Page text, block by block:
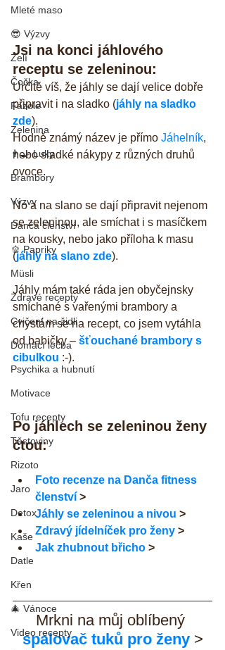
Mleté maso
😎 Výzvy
Zelí
Čočka
Fazole
Zelenina
👨‍🍳 Luky
Brambory
Výzvy
Danča členství
🫑 Papriky
Müsli
Zdravé recepty
Cvičení na židli
Domácí léčba
Psychika a hubnutí
Motivace
Tofu recepty
Těstoviny
Rizoto
Jaro
Detox
Kaše
Datle
Křen
🎄 Vánoce
Video recepty
Jsi na konci jáhlového
receptu se zeleninou:
Určitě víš, že jáhly se dají velice dobře
připravit i na sladko (jáhly na sladko
zde).
Hodně známý název je přímo Jáhelník,
nebo sladké nákypy z různých druhů
ovoce.
No a na slano se dají připravit nejenom
se zeleninou, ale smíchat i s masíčkem
na kousky, nebo jako příloha k masu
(jáhly na slano zde).
Jáhly mám také ráda jen obyčejnsky
smíchané s vařenými brambory a
chystám se na recept, co jsem vytáhla
od babičky – šťouchané brambory s
cibulkou :-).
Po jáhlech se zeleninou ženy
čtou:
Foto recenze na Danča fitness
členství >
Jáhly se zeleninou a nivou >
Zdravý jídelníček pro ženy >
Jak zhubnout břicho >
Mrkni na můj oblíbený
spalovač tuků pro ženy >